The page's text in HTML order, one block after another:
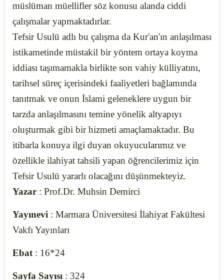
müslüman müellifler söz konusu alanda ciddi
çalışmalar yapmaktadırlar.
Tefsir Usulü adlı bu çalışma da Kur'an'ın anlaşılması
istikametinde müstakil bir yöntem ortaya koyma
iddiası taşımamakla birlikte son vahiy külliyatını,
tarihsel süreç içerisindeki faaliyetleri bağlamında
tanıtmak ve onun İslami geleneklere uygun bir
tarzda anlaşılmasını temine yönelik altyapıyı
oluşturmak gibi bir hizmeti amaçlamaktadır. Bu
itibarla konuya ilgi duyan okuyucularımız ve
özellikle ilahiyat tahsili yapan öğrencilerimiz için
Tefsir Usulü yararlı olacağını düşünmekteyiz.
Yazar : Prof.Dr. Muhsin Demirci
Yayınevi : Marmara Üniversitesi İlahiyat Fakültesi
Vakfı Yayınları
Ebat : 16*24
Sayfa Sayısı : 324